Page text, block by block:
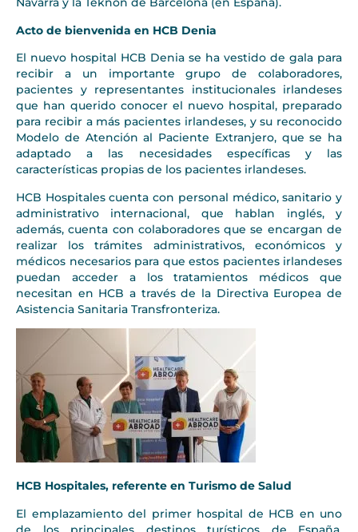
Acto de bienvenida en HCB Denia
El nuevo hospital HCB Denia se ha vestido de gala para
recibir a un importante grupo de colaboradores,
pacientes y representantes institucionales irlandeses
que han querido conocer el nuevo hospital, preparado
para recibir a más pacientes irlandeses, y su reconocido
Modelo de Atención al Paciente Extranjero, que se ha
adaptado a las necesidades específicas y las
características propias de los pacientes irlandeses.
HCB Hospitales cuenta con personal médico, sanitario y
administrativo internacional, que hablan inglés, y
además, cuenta con colaboradores que se encargan de
realizar los trámites administrativos, económicos y
médicos necesarios para que estos pacientes irlandeses
puedan acceder a los tratamientos médicos que
necesitan en HCB a través de la Directiva Europea de
Asistencia Sanitaria Transfronteriza.
HCB Hospitales, referente en Turismo de Salud
El emplazamiento del primer hospital de HCB en uno